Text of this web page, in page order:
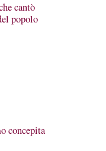
cantò
popolo
concepita